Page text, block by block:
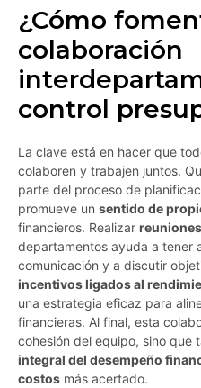
¿Cómo
colaboración
control
La clave está en hacer que
colaboren y trabajen juntos.
parte del proceso de
promueve un sentido de
financieros. Realizar
departamentos ayuda a tener
comunicación y a discutir
incentivos ligados al
una estrategia eficaz para
financieras. Al final, esta
cohesión del equipo, sino que
integral del desempeño
costos más acertado.